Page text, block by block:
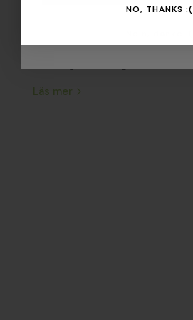
Läs mer
NO, THANKS :(